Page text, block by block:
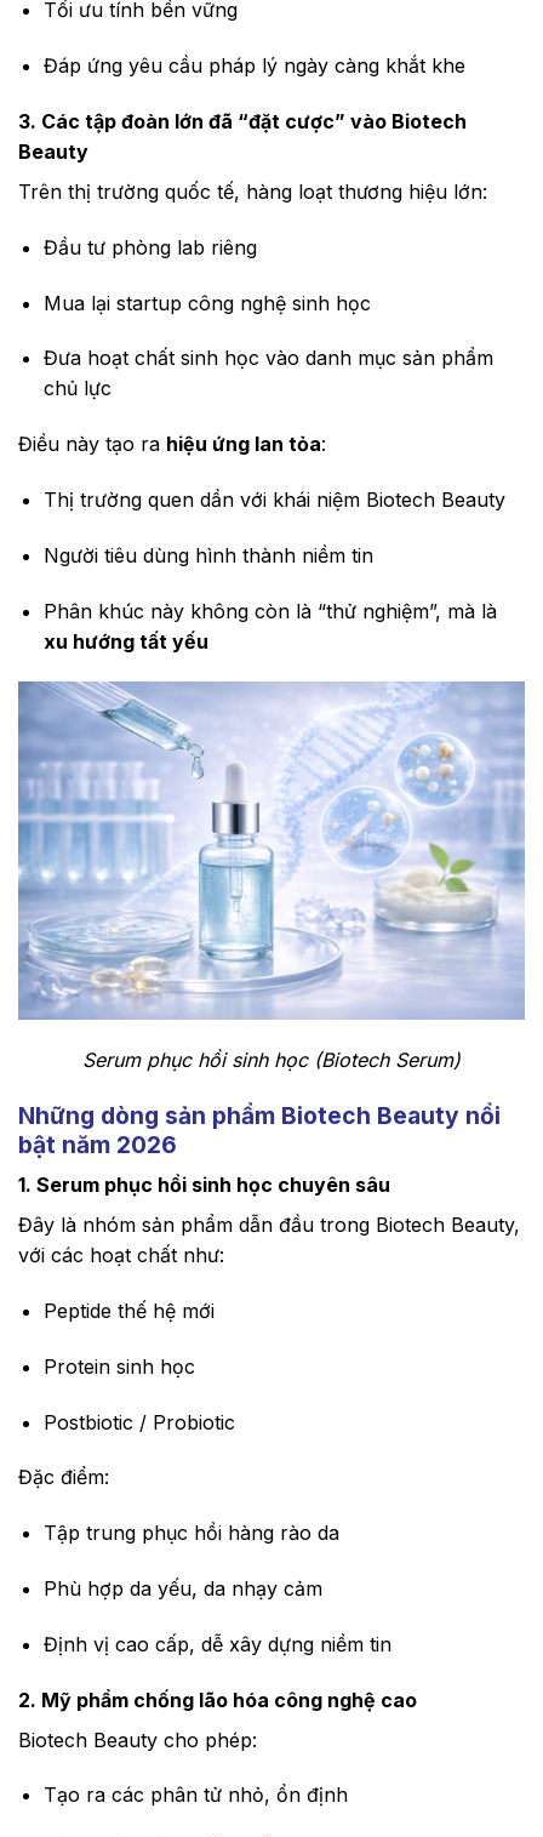
Tối ưu tính bền vững
Đáp ứng yêu cầu pháp lý ngày càng khắt khe
3. Các tập đoàn lớn đã “đặt cược” vào Biotech
Beauty
Trên thị trường quốc tế, hàng loạt thương hiệu lớn:
Đầu tư phòng lab riêng
Mua lại startup công nghệ sinh học
Đưa hoạt chất sinh học vào danh mục sản phẩm
chủ lực
Điều này tạo ra hiệu ứng lan tỏa:
Thị trường quen dần với khái niệm Biotech Beauty
Người tiêu dùng hình thành niềm tin
Phân khúc này không còn là “thử nghiệm”, mà là
xu hướng tất yếu
Serum phục hồi sinh học (Biotech Serum)
Những dòng sản phẩm Biotech Beauty nổi
bật năm 2026
1. Serum phục hồi sinh học chuyên sâu
Đây là nhóm sản phẩm dẫn đầu trong Biotech Beauty,
với các hoạt chất như:
Peptide thế hệ mới
Protein sinh học
Postbiotic / Probiotic
Đặc điểm:
Tập trung phục hồi hàng rào da
Phù hợp da yếu, da nhạy cảm
Định vị cao cấp, dễ xây dựng niềm tin
2. Mỹ phẩm chống lão hóa công nghệ cao
Biotech Beauty cho phép:
Tạo ra các phân tử nhỏ, ổn định